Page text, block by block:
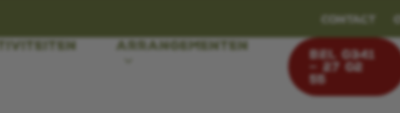
Contact
Arrangementen BEL 0341
– 27 02
55